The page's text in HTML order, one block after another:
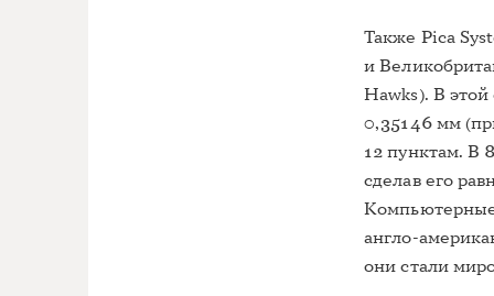
Также Pica
и
Hawks). В
0,35146 мм
12 пунктам. В
сделав его
англо-
они стали